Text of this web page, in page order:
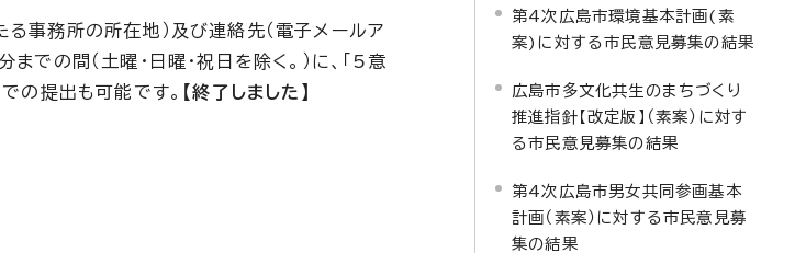
事務所の所在地）及び連絡先（電子メールア
の間（土曜・日曜・祝日を除く。）に、「5意
の提出も可能です。 【終了しました】
第4次広島市環境基本計画(素
案)に対する市民意見募集の結果
広島市多文化共生のまちづくり
推進指針【改定版】（素案）に対す
る市民意見募集の結果
第4次広島市男女共同参画基本
計画（素案）に対する市民意見募
集の結果